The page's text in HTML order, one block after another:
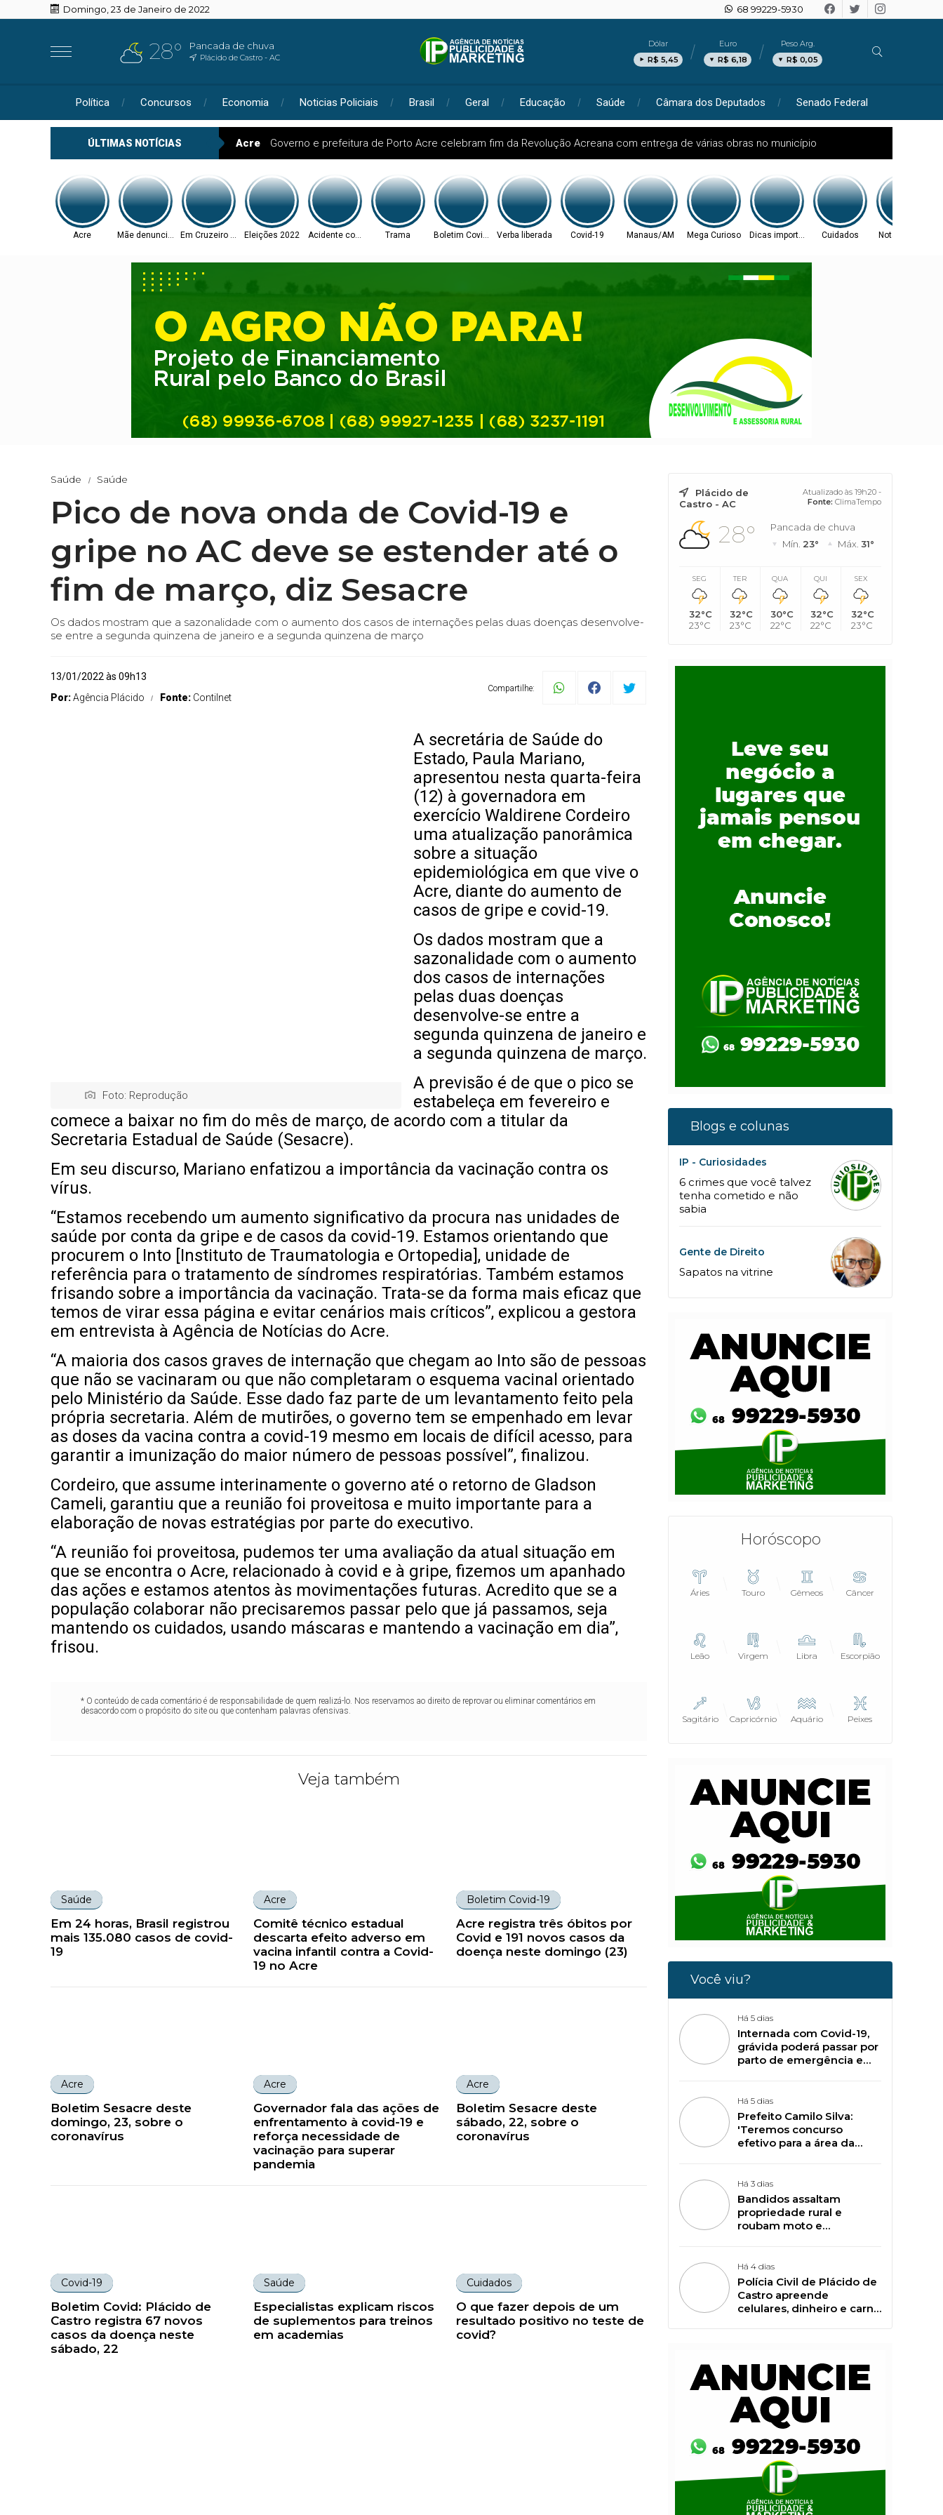
Domingo, 23 de Janeiro de 2022 68 99229-5930
28° Pancada de chuva
Plácido de Castro - AC
Dólar
R$ 5,45
Euro
R$ 6,18
Peso Arg.
R$ 0,05
Política Concursos Economia Noticias Policiais Brasil Geral Educação Saúde Câmara dos Deputados Senado Federal
ÚLTIMAS NOTÍCIAS Acre Governo e prefeitura de Porto Acre celebram fim da Revolução Acreana com entrega de várias obras no município
Acre Mãe denunciou Em Cruzeiro do SulEleições 2022 Acidente com árvoreTrama Boletim Covid-19Verba liberada Covid-19 Manaus/AM Mega Curioso Dicas importantes Cuidados Nota técnica
Saúde Saúde
Pico de nova onda de Covid-19 e
gripe no AC deve se estender até o
fim de março, diz Sesacre
Os dados mostram que a sazonalidade com o aumento dos casos de internações pelas duas doenças desenvolve-
se entre a segunda quinzena de janeiro e a segunda quinzena de março
13/01/2022 às 09h13
Por:Agência Plácido Fonte: Contilnet
Compartilhe:
Foto: Reprodução
A secretária de Saúde do
Estado, Paula Mariano,
apresentou nesta quarta-feira
(12) à governadora em
exercício Waldirene Cordeiro
uma atualização panorâmica
sobre a situação
epidemiológica em que vive o
Acre, diante do aumento de
casos de gripe e covid-19.
Os dados mostram que a
sazonalidade com o aumento
dos casos de internações
pelas duas doenças
desenvolve-se entre a
segunda quinzena de janeiro e
a segunda quinzena de março.
A previsão é de que o pico se
estabeleça em fevereiro e
comece a baixar no fim do mês de março, de acordo com a titular da
Secretaria Estadual de Saúde (Sesacre).
Em seu discurso, Mariano enfatizou a importância da vacinação contra os
vírus.
“Estamos recebendo um aumento significativo da procura nas unidades de
saúde por conta da gripe e de casos da covid-19. Estamos orientando que
procurem o Into [Instituto de Traumatologia e Ortopedia], unidade de
referência para o tratamento de síndromes respiratórias. Também estamos
frisando sobre a importância da vacinação. Trata-se da forma mais eficaz que
temos de virar essa página e evitar cenários mais críticos”, explicou a gestora
em entrevista à Agência de Notícias do Acre.
“A maioria dos casos graves de internação que chegam ao Into são de pessoas
que não se vacinaram ou que não completaram o esquema vacinal orientado
pelo Ministério da Saúde. Esse dado faz parte de um levantamento feito pela
própria secretaria. Além de mutirões, o governo tem se empenhado em levar
as doses da vacina contra a covid-19 mesmo em locais de difícil acesso, para
garantir a imunização do maior número de pessoas possível”, finalizou.
Cordeiro, que assume interinamente o governo até o retorno de Gladson
Cameli, garantiu que a reunião foi proveitosa e muito importante para a
elaboração de novas estratégias por parte do executivo.
“A reunião foi proveitosa, pudemos ter uma avaliação da atual situação em
que se encontra o Acre, relacionado à covid e à gripe, fizemos um apanhado
das ações e estamos atentos às movimentações futuras. Acredito que se a
população colaborar não precisaremos passar pelo que já passamos, seja
mantendo os cuidados, usando máscaras e mantendo a vacinação em dia”,
frisou.
* O conteúdo de cada comentário é de responsabilidade de quem realizá-lo. Nos reservamos ao direito de reprovar ou eliminar comentários em
desacordo com o propósito do site ou que contenham palavras ofensivas.
Veja também
Saúde
Em 24 horas, Brasil registrou
mais 135.080 casos de covid-
19
Acre
Comitê técnico estadual
descarta efeito adverso em
vacina infantil contra a Covid-
19 no Acre
Boletim Covid-19
Acre registra três óbitos por
Covid e 191 novos casos da
doença neste domingo (23)
Acre
Boletim Sesacre deste
domingo, 23, sobre o
coronavírus
Acre
Governador fala das ações de
enfrentamento à covid-19 e
reforça necessidade de
vacinação para superar
pandemia
Acre
Boletim Sesacre deste
sábado, 22, sobre o
coronavírus
Covid-19
Boletim Covid: Plácido de
Castro registra 67 novos
casos da doença neste
sábado, 22
Saúde
Especialistas explicam riscos
de suplementos para treinos
em academias
Cuidados
O que fazer depois de um
resultado positivo no teste de
covid?
Plácido de
Castro - AC
Atualizado às 19h20 -
Fonte: ClimaTempo
28°
Pancada de chuva
Mín. 23° Máx. 31°
SEG
32°C
23°C
TER
32°C
23°C
QUA
30°C
22°C
QUI
32°C
22°C
SEX
32°C
23°C
Blogs e colunas
IP - Curiosidades
6 crimes que você talvez
tenha cometido e não
sabia
Gente de Direito
Sapatos na vitrine
Horóscopo
Áries Touro Gêmeos Câncer
Leão Virgem Libra Escorpião
Sagitário Capricórnio Aquário Peixes
Você viu?
Há 5 dias
Internada com Covid-19,
grávida poderá passar por
parto de emergência em
lutando pela vida'
Há 5 dias
Prefeito Camilo Silva:
'Teremos concurso
efetivo para a área da
Há 3 dias
Bandidos assaltam
propriedade rural e
roubam moto e
Há 4 dias
Polícia Civil de Plácido de
Castro apreende
celulares, dinheiro e carne